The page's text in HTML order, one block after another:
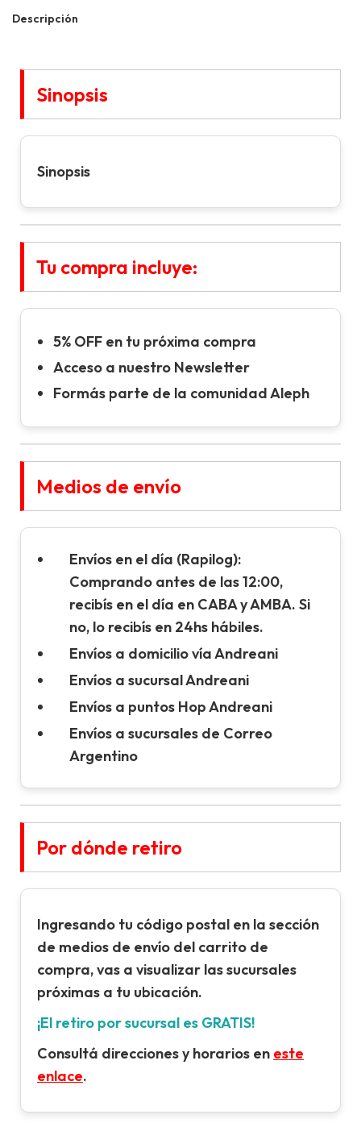
Descripción
Sinopsis
Sinopsis
Tu compra incluye:
5% OFF en tu próxima compra
Acceso a nuestro Newsletter
Formás parte de la comunidad Aleph
Medios de envío
Envíos en el día (Rapilog):
Comprando antes de las 12:00,
recibís en el día en CABA y AMBA. Si
no, lo recibís en 24hs hábiles.
Envíos a domicilio vía Andreani
Envíos a sucursal Andreani
Envíos a puntos Hop Andreani
Envíos a sucursales de Correo
Argentino
Por dónde retiro
Ingresando tu código postal en la sección
de medios de envío del carrito de
compra, vas a visualizar las sucursales
próximas a tu ubicación.
¡El retiro por sucursal es GRATIS!
Consultá direcciones y horarios en este
enlace.